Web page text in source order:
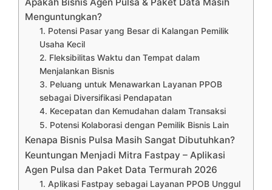
Menguntungkan?
1. Potensi Pasar yang Besar di Kalangan Pemilik
Usaha Kecil
2. Fleksibilitas Waktu dan Tempat dalam
Menjalankan Bisnis
3. Peluang untuk Menawarkan Layanan PPOB
sebagai Diversifikasi Pendapatan
4. Kecepatan dan Kemudahan dalam Transaksi
5. Potensi Kolaborasi dengan Pemilik Bisnis Lain
Kenapa Bisnis Pulsa Masih Sangat Dibutuhkan?
Keuntungan Menjadi Mitra Fastpay – Aplikasi
Agen Pulsa dan Paket Data Termurah 2026
1. Aplikasi Fastpay sebagai Layanan PPOB Unggul